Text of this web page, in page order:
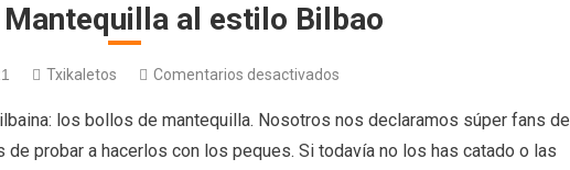
al estilo Bilbao
Txikaletos Comentarios desactivados
los bollos de mantequilla. Nosotros nos declaramos súper fans de
probar a hacerlos con los peques. Si todavía no los has catado o las